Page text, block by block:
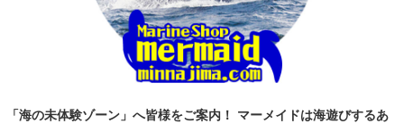
「海の未体験ゾーン」へ皆様をご案内！
マーメイドは海遊びするあ